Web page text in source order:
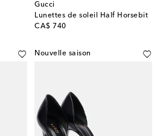
Gucci
Lunettes de soleil Half Horsebit
CA$ 740
original price
Nouvelle saison